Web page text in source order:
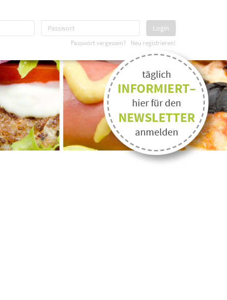
Login
Passwort vergessen? Neu registrieren!